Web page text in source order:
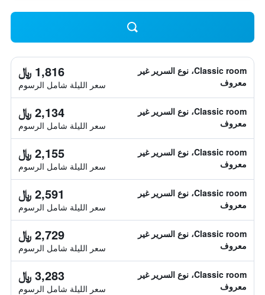
Classic room، نوع السرير غير
معروف
1,816 ﷼
سعر الليلة شامل الرسوم
Classic room، نوع السرير غير
معروف
2,134 ﷼
سعر الليلة شامل الرسوم
Classic room، نوع السرير غير
معروف
2,155 ﷼
سعر الليلة شامل الرسوم
Classic room، نوع السرير غير
معروف
2,591 ﷼
سعر الليلة شامل الرسوم
Classic room، نوع السرير غير
معروف
2,729 ﷼
سعر الليلة شامل الرسوم
Classic room، نوع السرير غير
معروف
3,283 ﷼
سعر الليلة شامل الرسوم